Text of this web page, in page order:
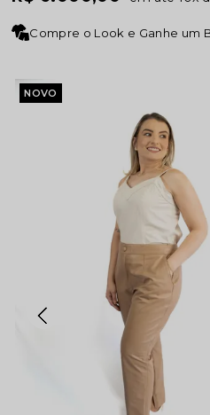
Compre o Look e Ganhe um
NOVO